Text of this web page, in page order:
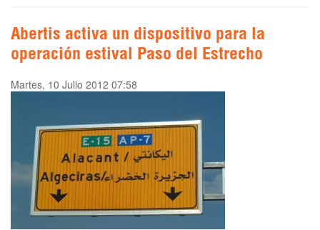
Abertis activa un dispositivo para la
operación estival Paso del Estrecho
Martes, 10 Julio 2012 07:58